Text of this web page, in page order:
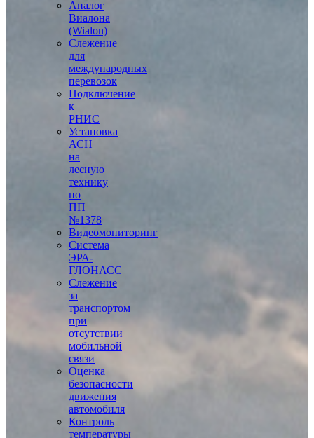
Аналог
Виалона
(Wialon)
Слежение
для
международных
перевозок
Подключение
к
РНИС
Установка
АСН
на
лесную
технику
по
ПП
№1378
Видеомониторинг
Система
ЭРА-
ГЛОНАСС
Слежение
за
транспортом
при
отсутствии
мобильной
связи
Оценка
безопасности
движения
автомобиля
Контроль
температуры